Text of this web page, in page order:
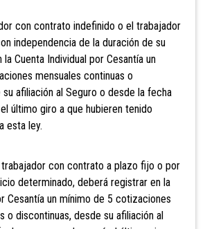
con contrato indefinido o el trabajador
independencia de la duración de su
Cuenta Individual por Cesantía un
mensuales continuas o
afiliación al Seguro o desde la fecha
último giro a que hubieren tenido
esta ley.
con contrato a plazo fijo o por
determinado, deberá registrar en la
Cesantía un mínimo de 5 cotizaciones
o discontinuas, desde su afiliación al